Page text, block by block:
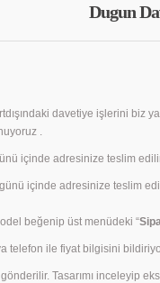
Dugun
davetiye işlerini biz
.
içinde adresinize teslim
içinde adresinize teslim
beğenip üst menüdeki “
telefon ile fiyat bilgisini
Tasarımı inceleyip